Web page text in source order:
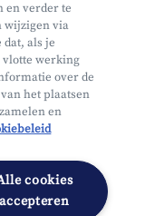
en verder te
wijzigen via
dat, als je
vlotte werking
over de
het plaatsen
en
cookies
accepteren